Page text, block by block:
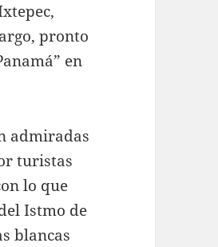
pronto
en
admiradas
turistas
lo que
Istmo de
blancas